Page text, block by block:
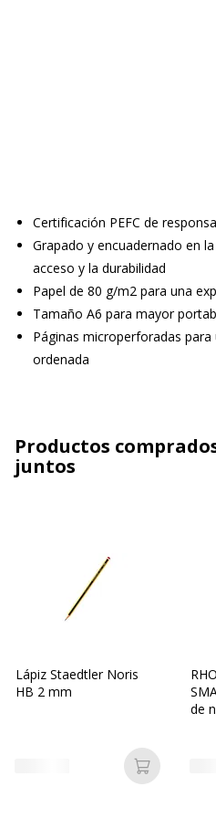
Certificación PEFC de
Grapado y encuadernado en
acceso y la durabilidad
Papel de 80 g/m2 para una
Tamaño A6 para mayor
Páginas microperforadas
ordenada
Productos
juntos
Lápiz Staedtler Noris
HB 2 mm
Añadir a la
de